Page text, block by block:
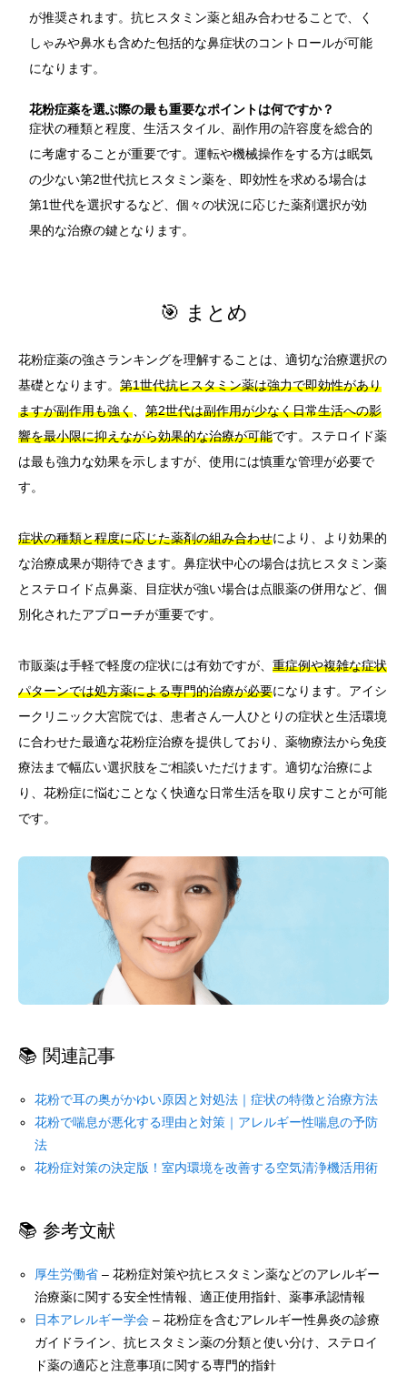
が推奨されます。抗ヒスタミン薬と組み合わせることで、く
しゃみや鼻水も含めた包括的な鼻症状のコントロールが可能
になります。
花粉症薬を選ぶ際の最も重要なポイントは何ですか？
症状の種類と程度、生活スタイル、副作用の許容度を総合的
に考慮することが重要です。運転や機械操作をする方は眠気
の少ない第2世代抗ヒスタミン薬を、即効性を求める場合は
第1世代を選択するなど、個々の状況に応じた薬剤選択が効
果的な治療の鍵となります。
🎯 まとめ
花粉症薬の強さランキングを理解することは、適切な治療選択の
基礎となります。 第1世代抗ヒスタミン薬は強力で即効性があり
ますが副作用も強く
第2世代は副作用が少なく日常生活への影
響を最小限に抑えながら効果的な治療が可能です。ステロイド薬
は最も強力な効果を示しますが、使用には慎重な管理が必要で
す。
症状の種類と程度に応じた薬剤の組み合わせにより、より効果的
な治療成果が期待できます。鼻症状中心の場合は抗ヒスタミン薬
とステロイド点鼻薬、目症状が強い場合は点眼薬の併用など、個
別化されたアプローチが重要です。
市販薬は手軽で軽度の症状には有効ですが、 重症例や複雑な症状
パターンでは処方薬による専門的治療が必要になります。アイシ
ークリニック大宮院では、患者さん一人ひとりの症状と生活環境
に合わせた最適な花粉症治療を提供しており、薬物療法から免疫
療法まで幅広い選択肢をご相談いただけます。適切な治療によ
り、花粉症に悩むことなく快適な日常生活を取り戻すことが可能
です。
📚 関連記事
花粉で耳の奥がかゆい原因と対処法｜症状の特徴と治療方法
花粉で喘息が悪化する理由と対策｜アレルギー性喘息の予防
法
花粉症対策の決定版！室内環境を改善する空気清浄機活用術
📚 参考文献
厚生労働省 – 花粉症対策や抗ヒスタミン薬などのアレルギー
治療薬に関する安全性情報、適正使用指針、薬事承認情報
日本アレルギー学会 – 花粉症を含むアレルギー性鼻炎の診療
ガイドライン、抗ヒスタミン薬の分類と使い分け、ステロイ
ド薬の適応と注意事項に関する専門的指針